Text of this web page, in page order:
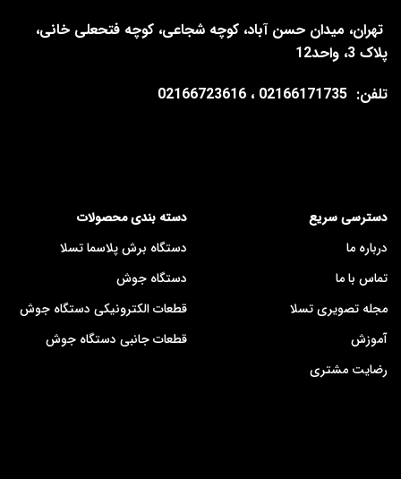
تهران، میدان حسن آباد، کوچه شجاعی، کوچه فتحعلی خانی،
پلاک 3، واحد12
تلفن:
دسترسی سریع
درباره ما
تماس با ما
مجله تصویری تسلا
آموزش
رضایت مشتری
دسته بندی محصولات
دستگاه برش پلاسما تسلا
دستگاه جوش
قطعات الکترونیکی دستگاه جوش
قطعات جانبی دستگاه جوش